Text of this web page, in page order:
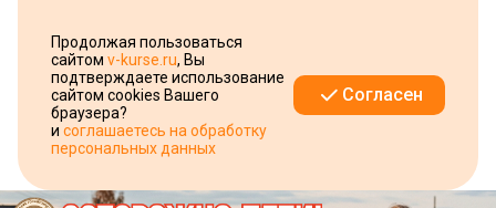
Продолжая пользоваться
сайтом v-kurse.ru, Вы
подтверждаете использование
сайтом cookies Вашего
браузера?
и соглашаетесь на обработку
персональных данных
Согласен